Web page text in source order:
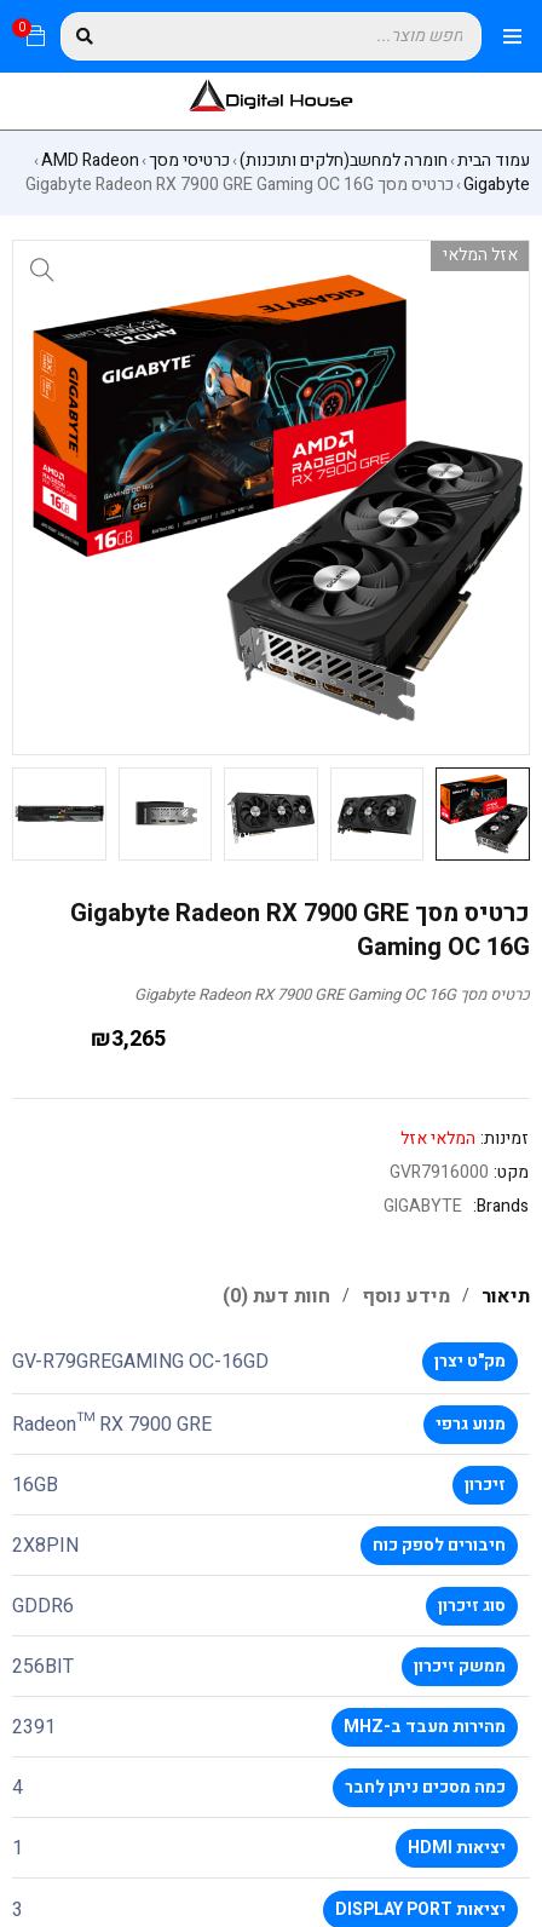
0
עמוד הבית›חומרה למחשב(חלקים ותוכנות)›כרטיסי מסך›
AMD Radeon
›
Gigabyte
›כרטיס מסך Gigabyte Radeon RX 7900 GRE Gaming OC 16G
אזל המלאי
כרטיס מסך Gigabyte Radeon RX 7900 GRE
Gaming OC 16G
כרטיס מסך Gigabyte Radeon RX 7900 GRE Gaming OC 16G
₪3,265
זמינות: המלאי אזל
מקט: GVR7916000
Brands:
GIGABYTE
תיאור מידע נוסף חוות דעת (0)
מק"ט יצרן GV-R79GREGAMING OC-16GD
מנוע גרפי Radeon™ RX 7900 GRE
זיכרון 16GB
חיבורים לספק כוח 2X8PIN
סוג זיכרון GDDR6
ממשק זיכרון 256BIT
מהירות מעבד ב-MHZ 2391
כמה מסכים ניתן לחבר 4
יציאות HDMI 1
יציאות DISPLAY PORT 3